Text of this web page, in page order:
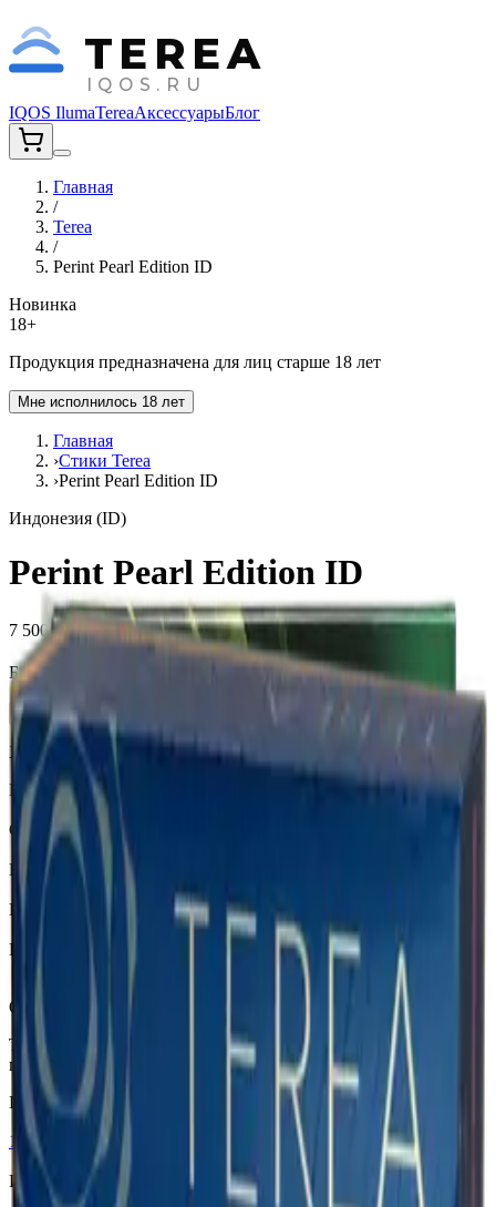
TEREA
IQOS.RU
IQOS IlumaTereaАксессуарыБлог
Главная
/
Terea
/
Perint Pearl Edition ID
Новинка
18+
Продукция предназначена для лиц старше 18 лет
Мне исполнилось 18 лет
Главная
›Стики Terea
›Perint Pearl Edition ID
Индонезия (ID)
Perint Pearl Edition ID
7 500 ₽
Блок (10 пачек):
Нет в наличии
Характеристики
Бренд
Terea
Страна
Индонезия
Крепость
Средний
Капсула
Вкусы
Табачный вкус, Фруктовый вкус
Описание
Табачные стики с нотками гвоздики и капсулой со вкусом
груши.
Похожие товары
18+ Мне исполнилось 18 лет
Индонезия (ID)